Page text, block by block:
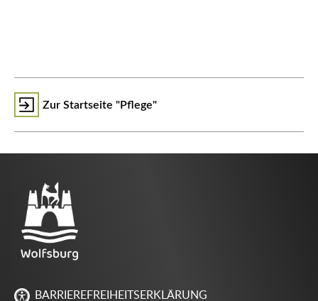
Zur Startseite "Pflege"
BARRIEREFREIHEITSERKLÄRUNG